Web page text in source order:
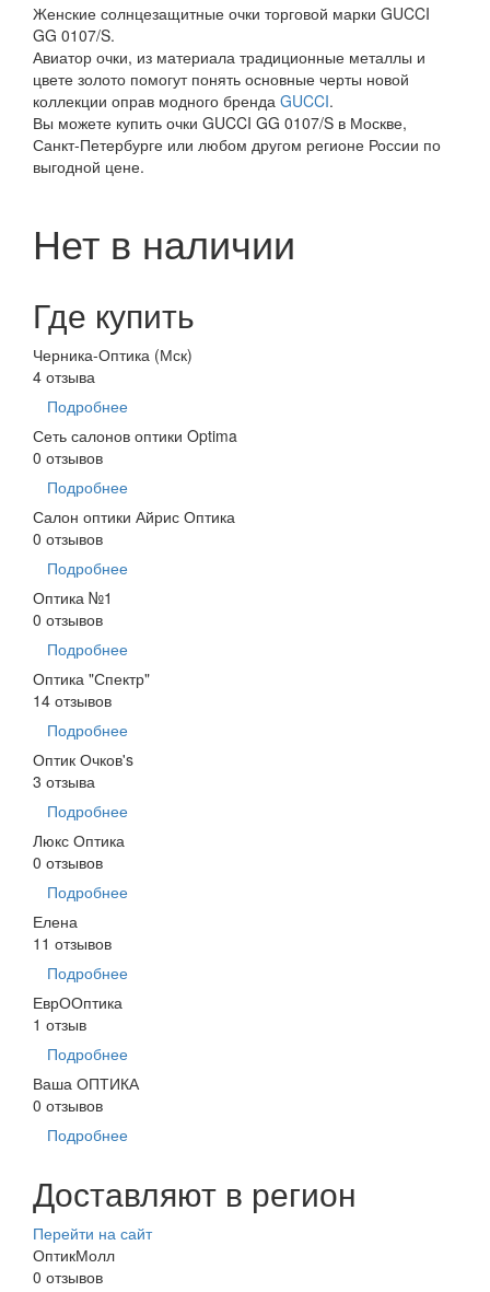
Женские солнцезащитные очки торговой марки GUCCI
GG 0107/S.
Авиатор очки, из материала традиционные металлы и
цвете золото помогут понять основные черты новой
коллекции оправ модного бренда GUCCI.
Вы можете купить очки GUCCI GG 0107/S в Москве,
Санкт-Петербурге или любом другом регионе России по
выгодной цене.
Нет в наличии
Где купить
Черника-Оптика (Мск)
4 отзыва
Подробнее
Сеть салонов оптики Optima
0 отзывов
Подробнее
Салон оптики Айрис Оптика
0 отзывов
Подробнее
Оптика №1
0 отзывов
Подробнее
Оптика "Спектр"
14 отзывов
Подробнее
Оптик Очков's
3 отзыва
Подробнее
Люкс Оптика
0 отзывов
Подробнее
Елена
11 отзывов
Подробнее
ЕврООптика
1 отзыв
Подробнее
Ваша ОПТИКА
0 отзывов
Подробнее
Доставляют в регион
Перейти на сайт
ОптикМолл
0 отзывов